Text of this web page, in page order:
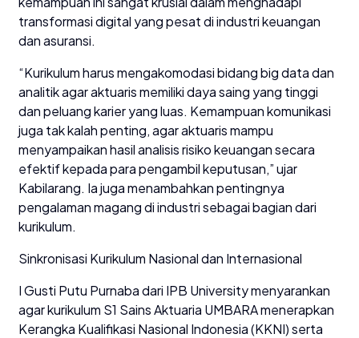
transformasi digital yang pesat di industri keuangan
dan asuransi.
“Kurikulum harus mengakomodasi bidang big data dan
analitik agar aktuaris memiliki daya saing yang tinggi
dan peluang karier yang luas. Kemampuan komunikasi
juga tak kalah penting, agar aktuaris mampu
menyampaikan hasil analisis risiko keuangan secara
efektif kepada para pengambil keputusan,” ujar
Kabilarang. Ia juga menambahkan pentingnya
pengalaman magang di industri sebagai bagian dari
kurikulum.
Sinkronisasi Kurikulum Nasional dan Internasional
I Gusti Putu Purnaba dari IPB University menyarankan
agar kurikulum S1 Sains Aktuaria UMBARA menerapkan
Kerangka Kualifikasi Nasional Indonesia (KKNI) serta